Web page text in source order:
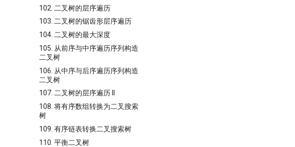
102. 二叉树的层序遍历
103. 二叉树的锯齿形层序遍历
104. 二叉树的最大深度
105. 从前序与中序遍历序列构造
二叉树
106. 从中序与后序遍历序列构造
二叉树
107. 二叉树的层序遍历 II
108. 将有序数组转换为二叉搜索
树
109. 有序链表转换二叉搜索树
110. 平衡二叉树